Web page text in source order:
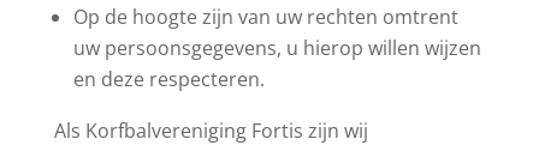
Op de hoogte zijn van uw rechten omtrent
uw persoonsgegevens, u hierop willen wijzen
en deze respecteren.
Als Korfbalvereniging Fortis zijn wij